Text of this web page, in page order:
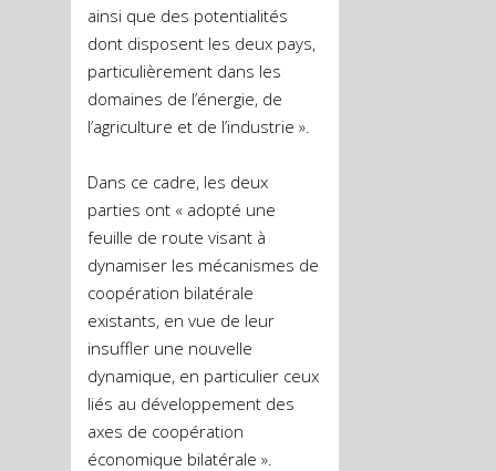
ainsi que des potentialités
dont disposent les deux pays,
particulièrement dans les
domaines de l’énergie, de
l’agriculture et de l’industrie ».
Dans ce cadre, les deux
parties ont « adopté une
feuille de route visant à
dynamiser les mécanismes de
coopération bilatérale
existants, en vue de leur
insuffler une nouvelle
dynamique, en particulier ceux
liés au développement des
axes de coopération
économique bilatérale ».